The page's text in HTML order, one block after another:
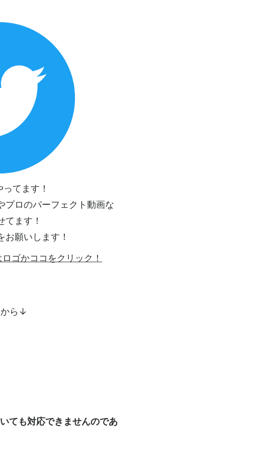
ってます！
プロのパーフェクト動画な
てます！
お願いします！
ゴかココをクリック！
から↓
ても対応できませんのであ